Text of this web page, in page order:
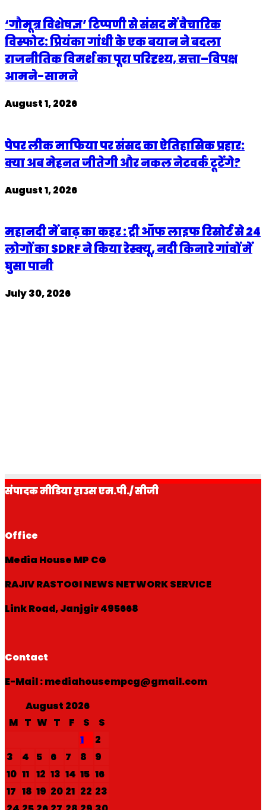
‘गौमूत्र विशेषज्ञ’ टिप्पणी से संसद में वैचारिक
विस्फोट: प्रियंका गांधी के एक बयान ने बदला
राजनीतिक विमर्श का पूरा परिदृश्य, सत्ता–विपक्ष
आमने-सामने
August 1, 2026
पेपर लीक माफिया पर संसद का ऐतिहासिक प्रहार:
क्या अब मेहनत जीतेगी और नकल नेटवर्क टूटेंगे?
August 1, 2026
महानदी में बाढ़ का कहर : ट्री ऑफ लाइफ रिसोर्ट से 24
लोगों का SDRF ने किया रेस्क्यू, नदी किनारे गांवों में
घुसा पानी
July 30, 2026
संपादक मीडिया हाउस एम.पी./ सीजी
Office
Media House MP CG
RAJIV RASTOGI NEWS NETWORK SERVICE
Link Road, Janjgir 495668
Contact
E-Mail : mediahousempcg@gmail.com
August 2026
M T W T F S
S
1
2
3
4 5 6 7 8
9
10 11 12 13 14 15 16
17 18 19 20 21 22 23